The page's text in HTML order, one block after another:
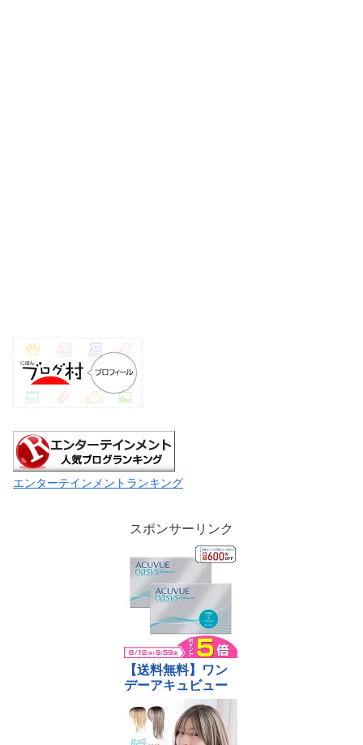
エンターテインメントランキング
スポンサーリンク